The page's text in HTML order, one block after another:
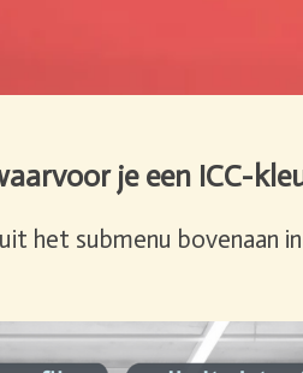
je een ICC-
het submenu bovenaan